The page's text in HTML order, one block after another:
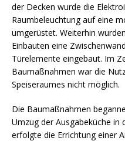
der Decken wurde die
Raumbeleuchtung auf eine
umgerüstet. Weiterhin
Einbauten eine
Türelemente eingebaut. Im
Baumaßnahmen war die
Speiseraumes nicht möglich.
Die Baumaßnahmen
Umzug der Ausgabeküche in
erfolgte die Errichtung einer